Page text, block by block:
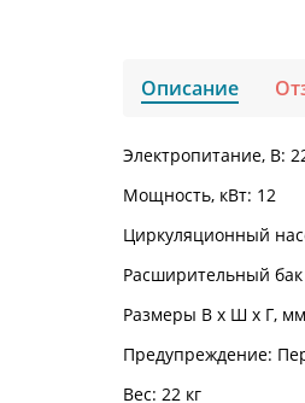
Описание
Электропитание, В:
Мощность, кВт: 12
Циркуляционный
Расширительный бак
Размеры В х Ш х Г,
Предупреждение:
Вес: 22 кг